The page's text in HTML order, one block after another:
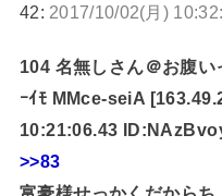
42: 2017/10/02(月)
104 名無しさん＠お腹い
ｰｲﾓ MMce-seiA
10:21:06.43
>>83